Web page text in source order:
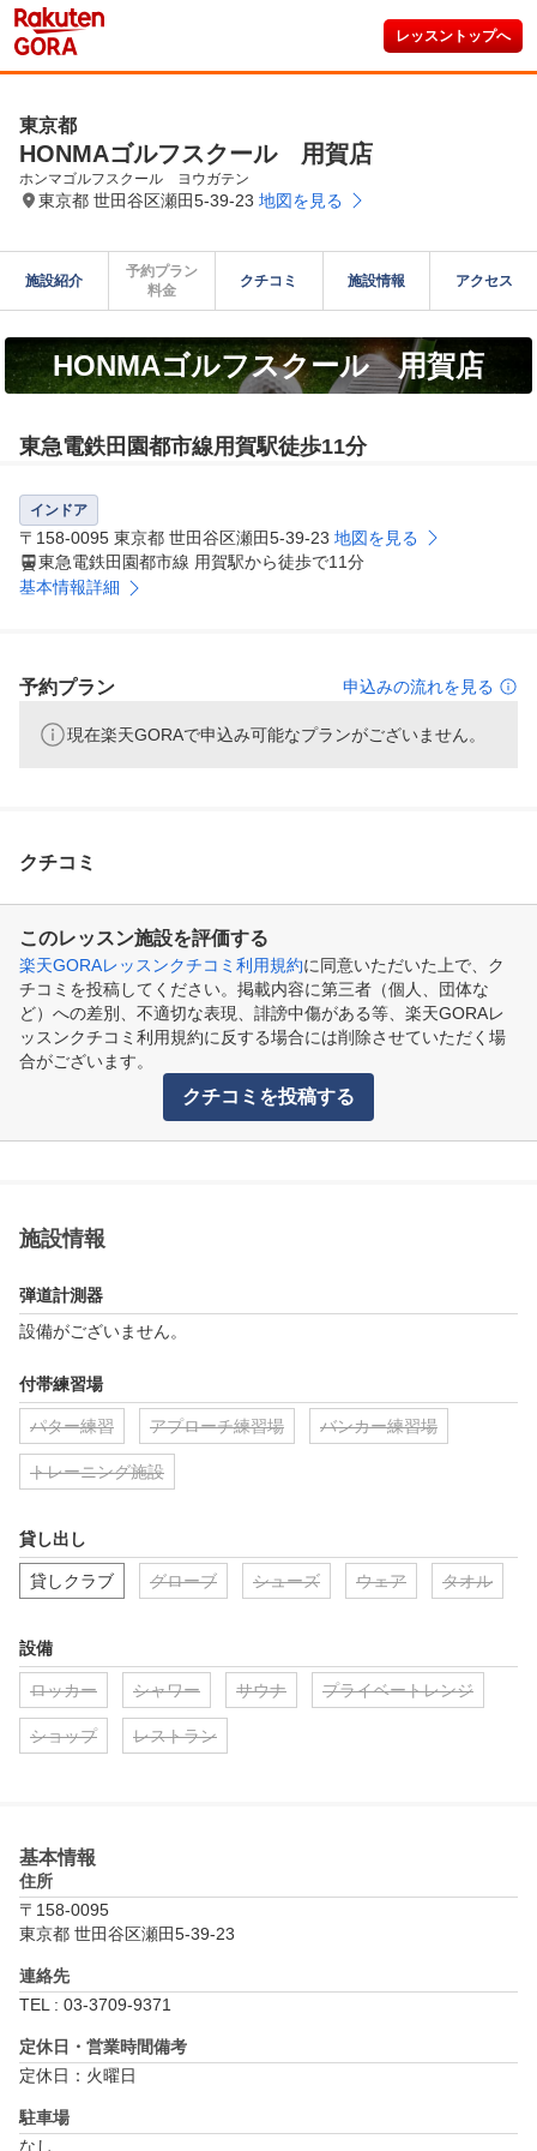
レッスントップへ
東京都
HONMAゴルフスクール 用賀店
ホンマゴルフスクール　ヨウガテン
東京都 世田谷区瀬田5-39-23 地図を見る
施設紹介
予約プラン
料金
クチコミ 施設情報 アクセス
HONMAゴルフスクール 用賀店
東急電鉄田園都市線用賀駅徒歩11分
インドア
〒158-0095 東京都 世田谷区瀬田5-39-23 地図を見る
東急電鉄田園都市線 用賀駅から徒歩で11分
基本情報詳細
予約プラン 申込みの流れを見る
現在楽天GORAで申込み可能なプランがございません。
クチコミ
このレッスン施設を評価する
楽天GORAレッスンクチコミ利用規約に同意いただいた上で、ク
チコミを投稿してください。掲載内容に第三者（個人、団体な
ど）への差別、不適切な表現、誹謗中傷がある等、楽天GORAレ
ッスンクチコミ利用規約に反する場合には削除させていただく場
合がございます。
クチコミを投稿する
施設情報
弾道計測器
設備がございません。
付帯練習場
パター練習 アプローチ練習場 バンカー練習場
トレーニング施設
貸し出し
貸しクラブ グローブ シューズ ウェア タオル
設備
ロッカー シャワー サウナ プライベートレンジ
ショップ レストラン
基本情報
住所
〒158-0095
東京都 世田谷区瀬田5-39-23
連絡先
TEL : 03-3709-9371
定休日・営業時間備考
定休日：火曜日
駐車場
なし